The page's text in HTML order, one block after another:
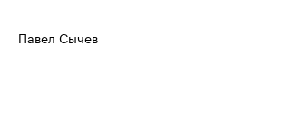
Павел Сычев